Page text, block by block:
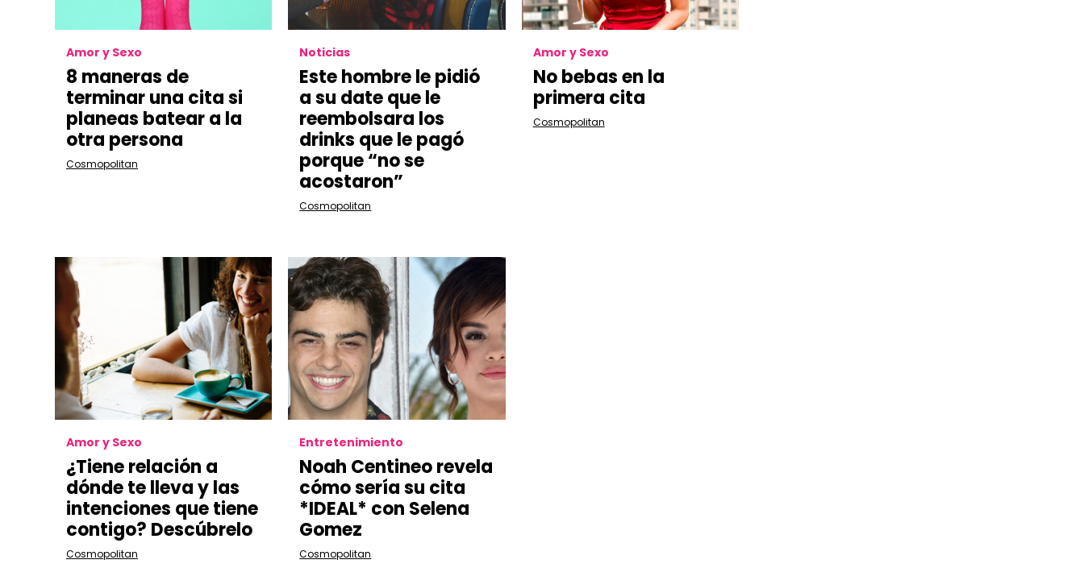
Amor y Sexo
8 maneras de
terminar una cita si
planeas batear a la
otra persona
Cosmopolitan
Noticias
Este hombre le pidió
a su date que le
reembolsara los
drinks que le pagó
porque “no se
acostaron”
Cosmopolitan
Amor y Sexo
No bebas en la
primera cita
Cosmopolitan
Amor y Sexo
¿Tiene relación a
dónde te lleva y las
intenciones que tiene
contigo? Descúbrelo
Cosmopolitan
Entretenimiento
Noah Centineo revela
cómo sería su cita
*IDEAL* con Selena
Gomez
Cosmopolitan